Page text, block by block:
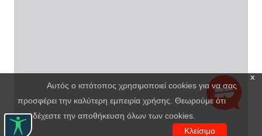
x
Αυτός ο ιστότοπος χρησιμοποιεί cookies για να σας
προσφέρει την καλύτερη εμπειρία χρήσης. Θεωρούμε ότι
αποδέχεστε την αποθήκευση όλων των cookies.
Κλείσιμο